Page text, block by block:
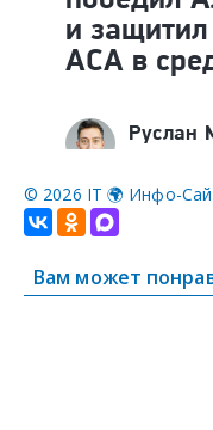
© 2026 IT 🌍 Инфо-
Вам может